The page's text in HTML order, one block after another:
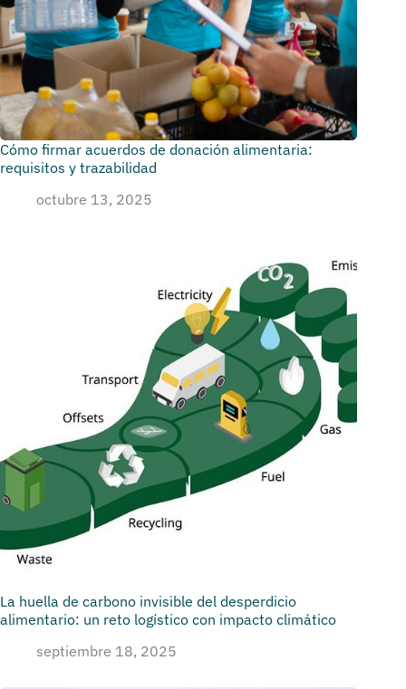
Cómo firmar acuerdos de donación alimentaria:
requisitos y trazabilidad
octubre 13, 2025
La huella de carbono invisible del desperdicio
alimentario: un reto logístico con impacto climático
septiembre 18, 2025